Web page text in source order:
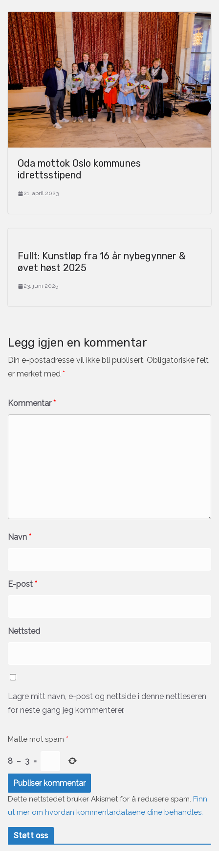
Oda mottok Oslo kommunes
idrettsstipend
21. april 2023
Fullt: Kunstløp fra 16 år nybegynner &
øvet høst 2025
23. juni 2025
Legg igjen en kommentar
Din e-postadresse vil ikke bli publisert. Obligatoriske felt
er merket med *
Kommentar*
Navn *
E-post *
Nettsted
Lagre mitt navn, e-post og nettside i denne nettleseren
for neste gang jeg kommenterer.
Matte mot spam *
8 − 3 =
Dette nettstedet bruker Akismet for å redusere spam. Finn
ut mer om hvordan kommentardataene dine behandles.
Støtt oss